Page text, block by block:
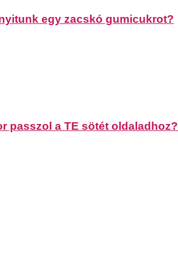
egy zacskó gumicukrot?
passzol a TE sötét oldaladhoz?